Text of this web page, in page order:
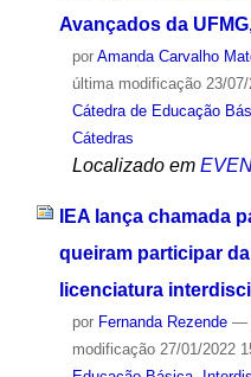
Avançados da
por Amanda Carvalho
última modificação23/07/
Cátedra de Educação
Cátedras
Localizado em
IEA lança chamada
queiram participar
licenciatura
por Fernanda Rezende —
modificação27/01/2022